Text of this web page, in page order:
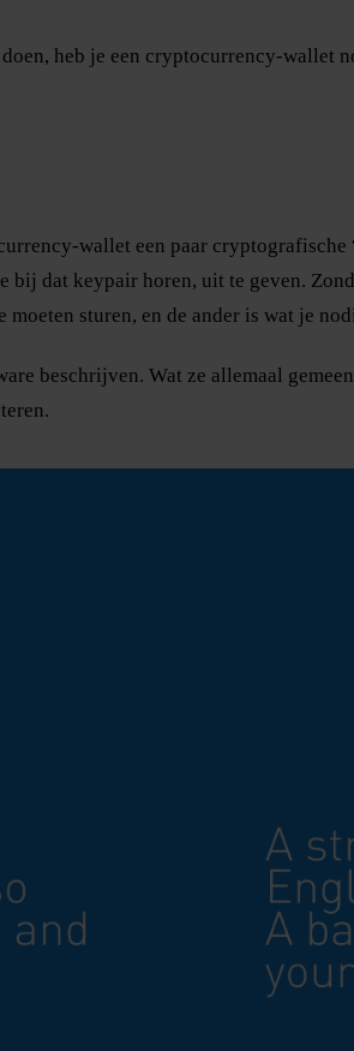
heb je een cryptocurrency-
wallet een paar
dat keypair horen, uit te geven.
sturen, en de ander is wat je
beschrijven. Wat ze allemaal